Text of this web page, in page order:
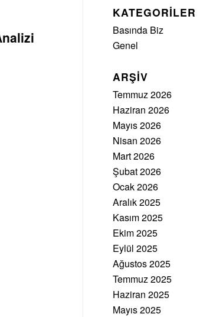
KATEGORILER
Basında Biz
Genel
ARŞIV
Temmuz 2026
Haziran 2026
Mayıs 2026
Nisan 2026
Mart 2026
Şubat 2026
Ocak 2026
Aralık 2025
Kasım 2025
Ekim 2025
Eylül 2025
Ağustos 2025
Temmuz 2025
Haziran 2025
Mayıs 2025